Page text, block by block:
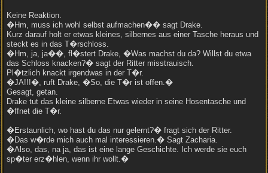
Keine Reaktion.
�Hm, muss ich wohl selbst aufmachen�� sagt Drake.
Kurz darauf holt er etwas kleines, silbernes aus einer Tasche heraus und
steckt es in das T�rschloss.
�Hm, ja, ja��, fl�stert Drake, �Was machst du da? Willst du etwa
das Schloss knacken?� sagt der Ritter misstrauisch.
Pl�tzlich knackt irgendwas in der T�r.
�JA!!!�, ruft Drake, �So, die T�r ist offen.�
Gesagt, getan.
Drake tut das kleine silberne Etwas wieder in seine Hosentasche und
�ffnet die T�r.
�Erstaunlich, wo hast du das nur gelernt?� fragt sich der Ritter.
�Das w�rde mich auch mal interessieren.� Sagt Zacharia.
�Also, das, na ja, das ist eine lange Geschichte. Ich werde sie euch
sp�ter erz�hlen, wenn ihr wollt.�